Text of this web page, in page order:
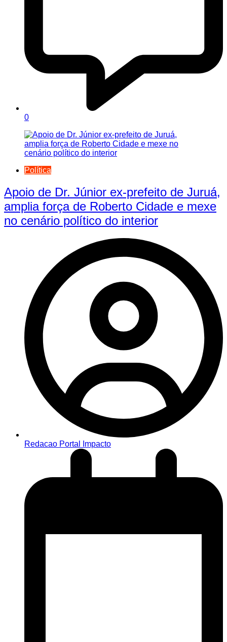
0
Política
Apoio de Dr. Júnior ex-prefeito de Juruá,
amplia força de Roberto Cidade e mexe
no cenário político do interior
Redacao Portal Impacto